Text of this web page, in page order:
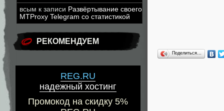
всым к записи Развёртывание своего
MTProxy Telegram со статистикой
РЕКОМЕНДУЕМ
REG.RU
надежный хостинг
Промокод на скидку 5%
Поделиться…